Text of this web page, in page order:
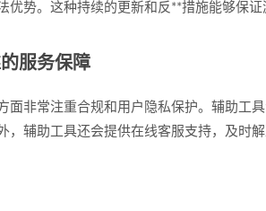
优势。这种持续的更新和反**措施能够保
服务保障
面非常注重合规和用户隐私保护。辅助工
，辅助工具还会提供在线客服支持，及时